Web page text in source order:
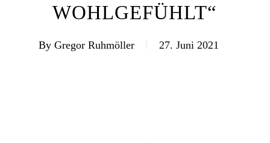
WOHLGEFÜHLT“
By Gregor Ruhmöller 27. Juni 2021